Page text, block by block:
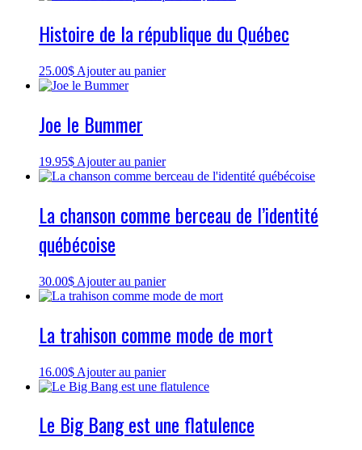
Histoire de la république du Québec
25.00$ Ajouter au panier
Joe le Bummer
19.95$ Ajouter au panier
La chanson comme berceau de l’identité
québécoise
30.00$ Ajouter au panier
La trahison comme mode de mort
16.00$ Ajouter au panier
Le Big Bang est une flatulence